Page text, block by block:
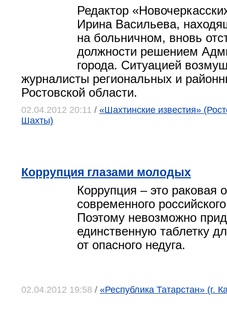
Редактор
Ирина Васильева,
на больничном, вновь
должности решением
города. Ситуацией
журналисты региональных и
Ростовской области.
02.04.2012 20:11 / «Шахтинские известия»
Шахты)
Коррупция глазами молодых
Коррупция – это раковая
современного
Поэтому невозможно
единственную таблетку
от опасного недуга.
02.04.2012 19:58 / «Республика Татарстан» (г.